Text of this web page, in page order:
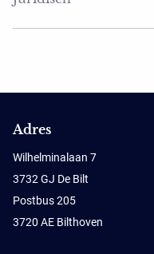
Adres
Wilhelminalaan 7
3732 GJ De Bilt
Postbus 205
3720 AE Bilthoven